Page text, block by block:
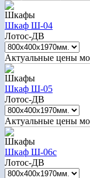
Шкафы
Шкаф Ш-04
Лотос-ДВ
Актуальные цены
Шкафы
Шкаф Ш-05
Лотос-ДВ
Актуальные цены
Шкафы
Шкаф Ш-06с
Лотос-ДВ